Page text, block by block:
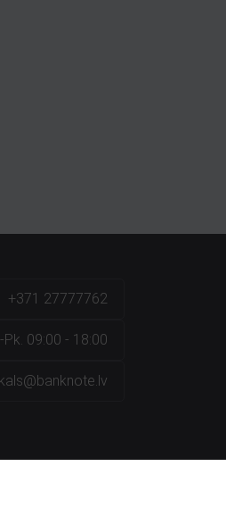
+371 27777762
Pk. 09:00 - 18:00